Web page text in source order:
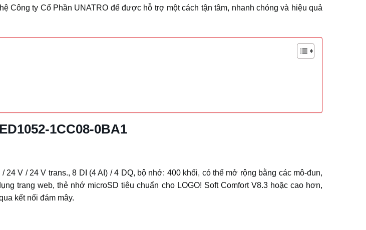
Công ty Cổ Phần UNATRO để được hỗ trợ một cách tận tâm, nhanh chóng và hiệu quả
1CC08-0BA1
V / 24 V trans., 8 DI (4 AI) / 4 DQ, bộ nhớ: 400 khối, có thể mở rộng bằng các mô-đun,
trang web, thẻ nhớ microSD tiêu chuẩn cho LOGO! Soft Comfort V8.3 hoặc cao hơn,
kết nối đám mây.